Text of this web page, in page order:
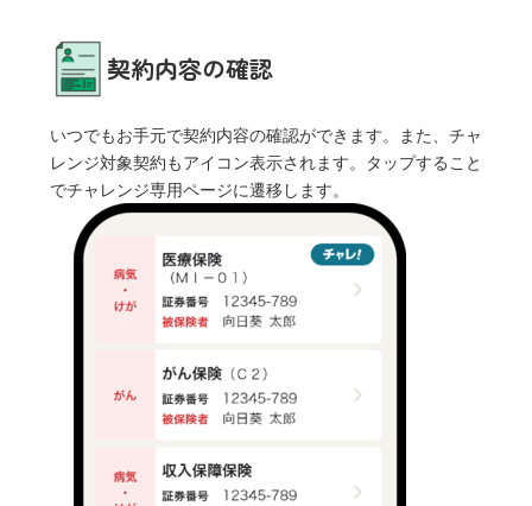
契約内容の確認
いつでもお手元で契約内容の確認ができます。また、チャ
レンジ対象契約もアイコン表示されます。タップすること
でチャレンジ専用ページに遷移します。